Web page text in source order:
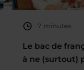
7 minutes
Le bac de
à ne (surtout)